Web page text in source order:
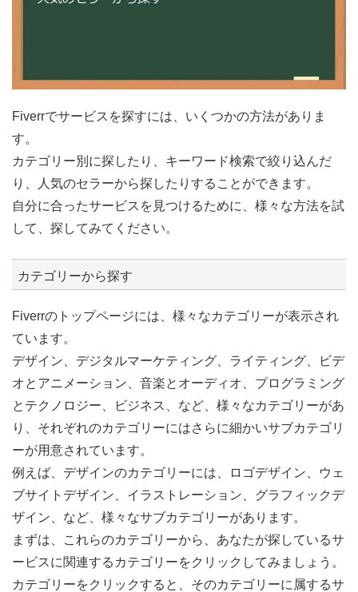
Fiverrでサービスを探すには、いくつかの方法がありま
す。
カテゴリー別に探したり、キーワード検索で絞り込んだ
り、人気のセラーから探したりすることができます。
自分に合ったサービスを見つけるために、様々な方法を試
して、探してみてください。
カテゴリーから探す
Fiverrのトップページには、様々なカテゴリーが表示され
ています。
デザイン、デジタルマーケティング、ライティング、ビデ
オとアニメーション、音楽とオーディオ、プログラミング
とテクノロジー、ビジネス、など、様々なカテゴリーがあ
り、それぞれのカテゴリーにはさらに細かいサブカテゴリ
ーが用意されています。
例えば、デザインのカテゴリーには、ロゴデザイン、ウェ
ブサイトデザイン、イラストレーション、グラフィックデ
ザイン、など、様々なサブカテゴリーがあります。
まずは、これらのカテゴリーから、あなたが探しているサ
ービスに関連するカテゴリーをクリックしてみましょう。
カテゴリーをクリックすると、そのカテゴリーに属するサ